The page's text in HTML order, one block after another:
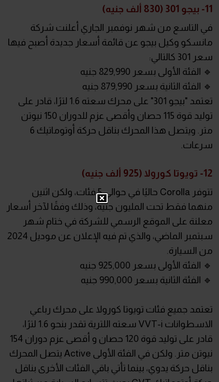
11- بيجو 301 (830 ألف جنيه)
في التاسع من شهر نوفمبر الجاري أعلنت شركة
مانسكو وكيل بيجو عن قائمة أسعار جديدة أصبح فيها
سعر 301 كالتالي:
🔹 الفئة الأولى بسعر 829,990 جنيه
🔹 الفئة الثانية بسعر 879,990 جنيه
تعتمد "بيجو 301" على محرك سعته 1.6 لترًا، قادر على
توليد قوة 115 حصان وأقصى عزم للدوران 150 نيوتن
متر. ويتصل هذا المحرك بناقل حركة أوتوماتيك 6
سرعات.
12- تويوتا كورولا (925 ألف جنيه)
تتوفر Corolla حاليًا في حوالي 5 فئات، ولكن اثنين
منهما فقط تحت المليون جنيه، وذلك وفقًا لآخر أسعار
معلنة على الموقع الرسمي للشركة في ختام شهر
سبتمبر الماضي، والذي تم فيه الإعلان عن موديل 2024
من السيارة.
🔹 الفئة الأولى بسعر 925,000 جنيه
🔹 الفئة الثانية بسعر 990,000 جنيه
تعتمد جميع فئات تويوتا كورولا على محرك رباعي
الاسطوانات VVT-i سعته اللترية تقدر بنحو 1.6 لترًا،
قادر على توليد قوة 120 حصان و أقصى عزم دوران 154
نيوتن متر. ولكن في الفئة الأولى Active يتصل المحرك
بناقل حركة يدوي، بينما تأتي باقي الفئات الأخرى بناقل